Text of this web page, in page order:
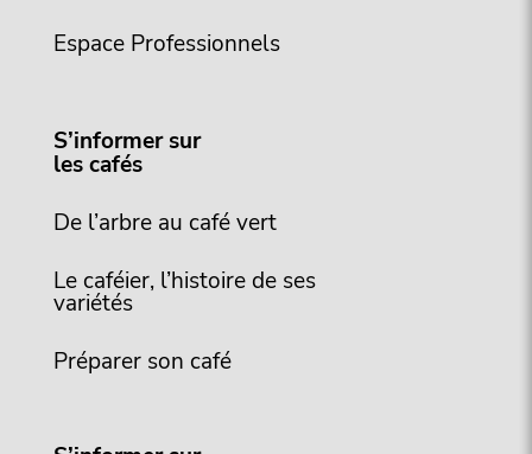
Espace Professionnels
S’informer sur
les cafés
De l’arbre au café vert
Le caféier, l’histoire de ses
variétés
Préparer son café